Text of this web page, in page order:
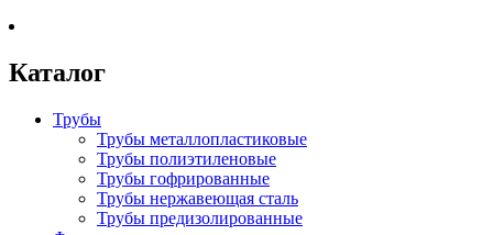
Каталог
Трубы
Трубы металлопластиковые
Трубы полиэтиленовые
Трубы гофрированные
Трубы нержавеющая сталь
Трубы предизолированные